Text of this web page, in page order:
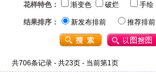
花样特色： 渐变色 破烂 手绘
结果排序： 新发布排前 推荐排前
共706条记录 - 共23页 - 当前第1页